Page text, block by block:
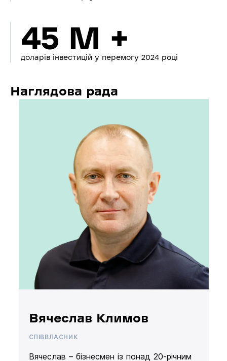
45 M +
доларів інвестицій у перемогу 2024 році
Наглядова рада
Вячеслав Климов
СПІВВЛАСНИК
Вячеслав – бізнесмен із понад 20-річним